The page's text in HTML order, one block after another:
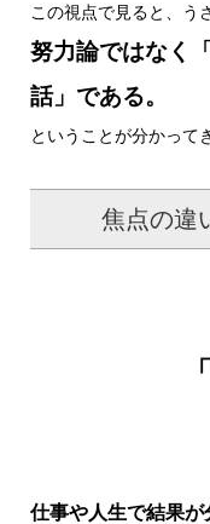
この視点で見ると、う
努力論ではなく
話」である。
ということが分かって
焦点の違
仕事や人生で結果